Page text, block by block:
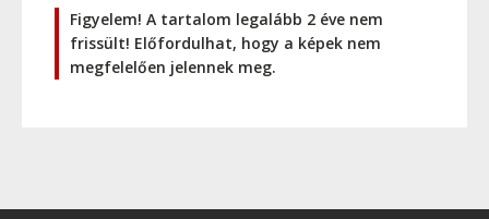
Figyelem! A tartalom legalább 2 éve nem
frissült! Előfordulhat, hogy a képek nem
megfelelően jelennek meg.